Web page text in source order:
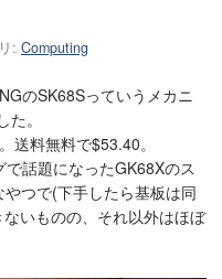
: Computing
のSK68Sっていうメカニ
。
送料無料で$53.40。
話題になったGK68Xのス
つで(下手したら基板は同
いものの、それ以外はほぼ